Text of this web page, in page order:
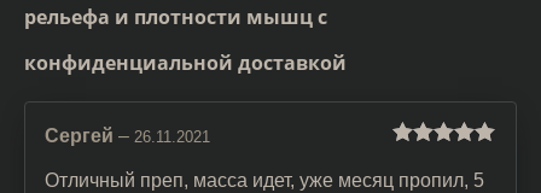
рельефа и плотности мышц с
конфиденциальной доставкой
5
Сергей – 26.11.2021
Отличный преп, масса идет, уже месяц пропил, 5